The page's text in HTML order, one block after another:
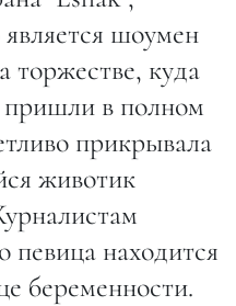
шоумен
торжестве, куда
пришли в полном
прикрывала
животик
певица находится
беременности.